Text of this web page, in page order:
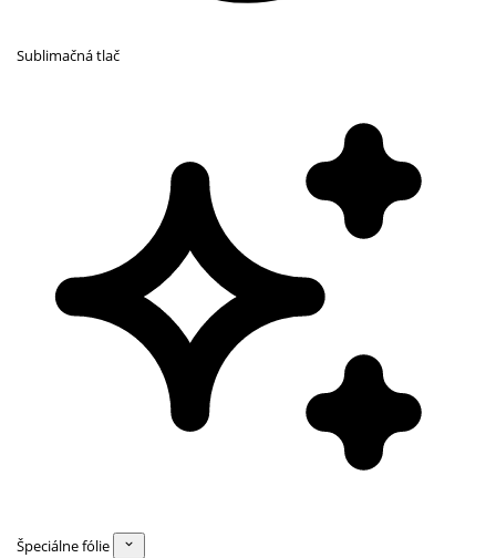
Sublimačná tlač
Špeciálne fólie